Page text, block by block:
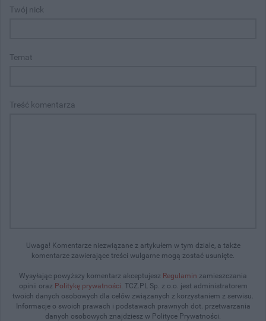
Twój nick
Temat
Treść komentarza
Uwaga! Komentarze niezwiązane z artykułem w tym dziale, a także
komentarze zawierające treści wulgarne mogą zostać usunięte.
Wysyłając powyższy komentarz akceptujesz Regulamin zamieszczania
opinii oraz Politykę prywatności. TCZ.PL Sp. z o.o. jest administratorem
twoich danych osobowych dla celów związanych z korzystaniem z serwisu.
Informacje o swoich prawach i podstawach prawnych dot. przetwarzania
danych osobowych znajdziesz w Polityce Prywatności.